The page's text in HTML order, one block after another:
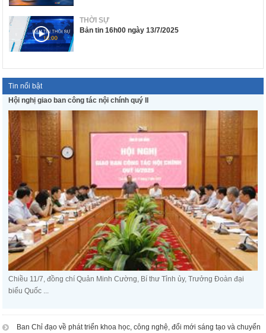
THỜI SỰ
Bản tin 16h00 ngày 13/7/2025
Tin nổi bật
Hội nghị giao ban công tác nội chính quý II
Chiều 11/7, đồng chí Quản Minh Cường, Bí thư Tỉnh ủy, Trưởng Đoàn đại
biểu Quốc ...
Ban Chỉ đạo về phát triển khoa học, công nghệ, đổi mới sáng tạo và chuyển